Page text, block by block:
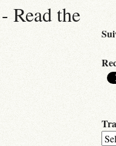
Read the